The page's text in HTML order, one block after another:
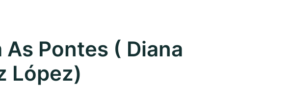
As Pontes ( Diana
López)